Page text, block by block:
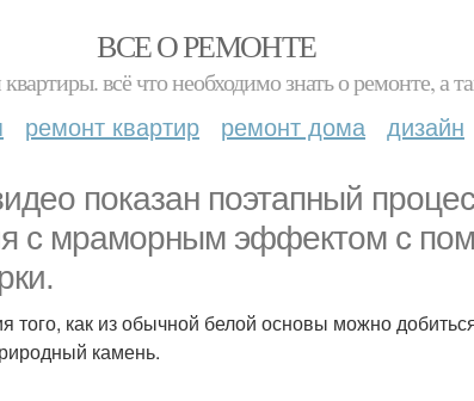
ВСЕ О РЕМОНТЕ
всё что необходимо знать о ремонте,
ремонт квартир ремонт дома дизайн
показан поэтапный
с мраморным эффектом с
того, как из обычной белой основы можно
камень.